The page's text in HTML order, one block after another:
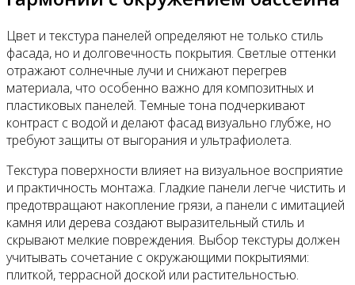
Цвет и текстура панелей определяют не только стиль
фасада, но и долговечность покрытия. Светлые оттенки
отражают солнечные лучи и снижают перегрев
материала, что особенно важно для композитных и
пластиковых панелей. Темные тона подчеркивают
контраст с водой и делают фасад визуально глубже, но
требуют защиты от выгорания и ультрафиолета.
Текстура поверхности влияет на визуальное восприятие
и практичность монтажа. Гладкие панели легче чистить и
предотвращают накопление грязи, а панели с имитацией
камня или дерева создают выразительный стиль и
скрывают мелкие повреждения. Выбор текстуры должен
учитывать сочетание с окружающими покрытиями:
плиткой, террасной доской или растительностью.